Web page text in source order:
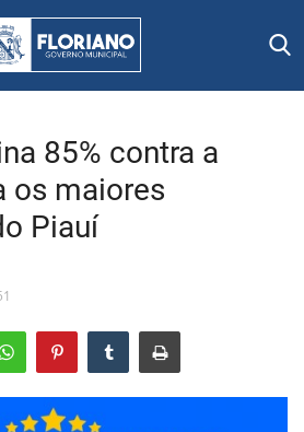
85% contra a
os maiores
Piauí